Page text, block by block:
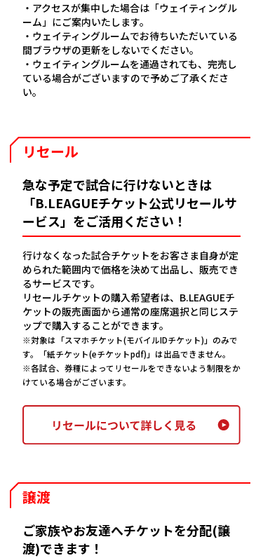
チーム情報
SCHEDULE
スケジュール
観戦ガイド
・アクセスが集中した場合は「ウェイティングル
ーム」にご案内いたします。
・ウェイティングルームでお待ちいただいている
間ブラウザの更新をしないでください。
・ウェイティングルームを通過されても、完売し
ている場合がございますので予めご了承くださ
い。
リセール
急な予定で試合に行けないときは
「B.LEAGUEチケット公式リセールサ
ービス」をご活用ください！
行けなくなった試合チケットをお客さま自身が定
められた範囲内で価格を決めて出品し、販売でき
るサービスです。
リセールチケットの購入希望者は、B.LEAGUEチ
ケットの販売画面から通常の座席選択と同じステ
ップで購入することができます。
※対象は「スマホチケット(モバイルIDチケット)」のみで
す。「紙チケット(eチケットpdf)」は出品できません。
※各試合、券種によってリセールをできないよう制限をか
けている場合がございます。
譲渡
ご家族やお友達へチケットを分配(譲
渡)できます！